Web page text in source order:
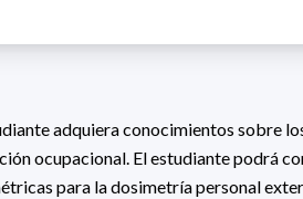
adquiera conocimientos sobre
ocupacional. El estudiante podrá
para la dosimetría personal